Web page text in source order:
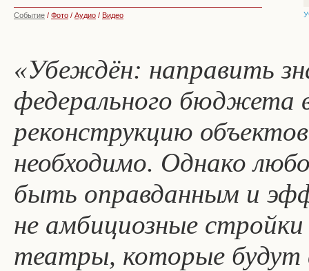
Событие / Фото / Аудио / Видео
«Убеждён: направить
федерального бюджета
реконструкцию
необходимо. Однако
быть оправданным и
не амбициозные
театры, которые будут